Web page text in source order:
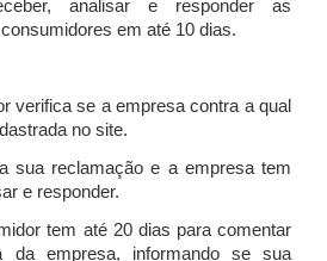
analisar e responder as
em até 10 dias.
verifica se a empresa contra a qual
no site.
sua reclamação e a empresa tem
e responder.
tem até 20 dias para comentar
da empresa, informando se sua